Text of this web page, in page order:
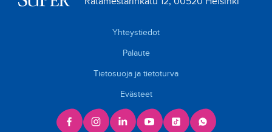
Yhteystiedot
Palaute
Tietosuoja ja tietoturva
Evästeet